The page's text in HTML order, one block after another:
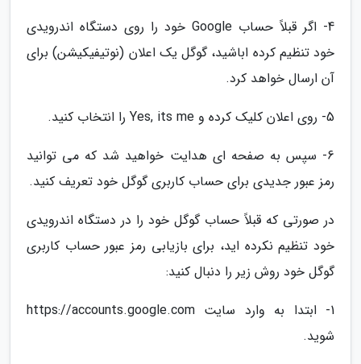
4- اگر قبلاً حساب Google خود را روی دستگاه اندرویدی
خود تنظیم کرده اباشید، گوگل یک اعلان (نوتیفیکیشن) برای
آن ارسال خواهد کرد.
5- روی اعلان کلیک کرده و Yes, its me را انتخاب کنید.
6- سپس به صفحه ای هدایت خواهید شد که می توانید
رمز عبور جدیدی برای حساب کاربری گوگل خود تعریف کنید.
در صورتی که قبلاً حساب گوگل خود را در دستگاه اندرویدی
خود تنظیم نکرده اید، برای بازیابی رمز عبور حساب کاربری
گوگل خود روش زیر را دنبال کنید:
1- ابتدا به وارد سایت https://accounts.google.com
شوید.